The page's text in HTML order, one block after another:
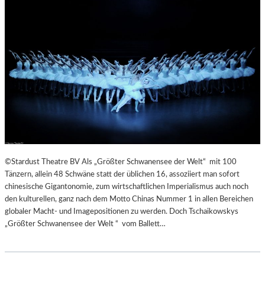
©Stardust Theatre BV Als „Größter Schwanensee der Welt“ mit 100
Tänzern, allein 48 Schwäne statt der üblichen 16, assoziiert man sofort
chinesische Gigantonomie, zum wirtschaftlichen Imperialismus auch noch
den kulturellen, ganz nach dem Motto Chinas Nummer 1 in allen Bereichen
globaler Macht- und Imagepositionen zu werden. Doch Tschaikowskys
„Größter Schwanensee der Welt “ vom Ballett…